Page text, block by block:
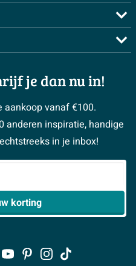
je dan nu in!
aankoop vanaf €100.
anderen inspiratie, handige
in je inbox!
korting